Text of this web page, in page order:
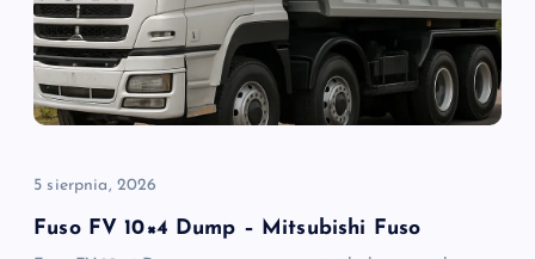
5 sierpnia, 2026
Fuso FV 10×4 Dump – Mitsubishi Fuso